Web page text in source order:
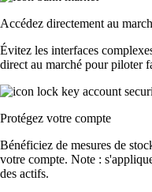
Accédez directement au
Évitez les interfaces
direct au marché pour piloter
Protégez votre compte
Bénéficiez de mesures de
votre compte. Note :
des actifs.